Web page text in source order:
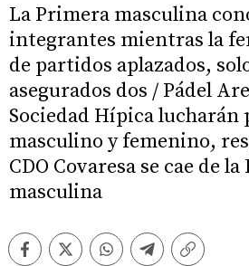
La Primera masculina
integrantes mientras la
de partidos aplazados,
asegurados dos / Pádel
Sociedad Hípica lucharán
masculino y femenino,
CDO Covaresa se cae de
masculina
FacebookTwitterWhatsappTelegramCopiar